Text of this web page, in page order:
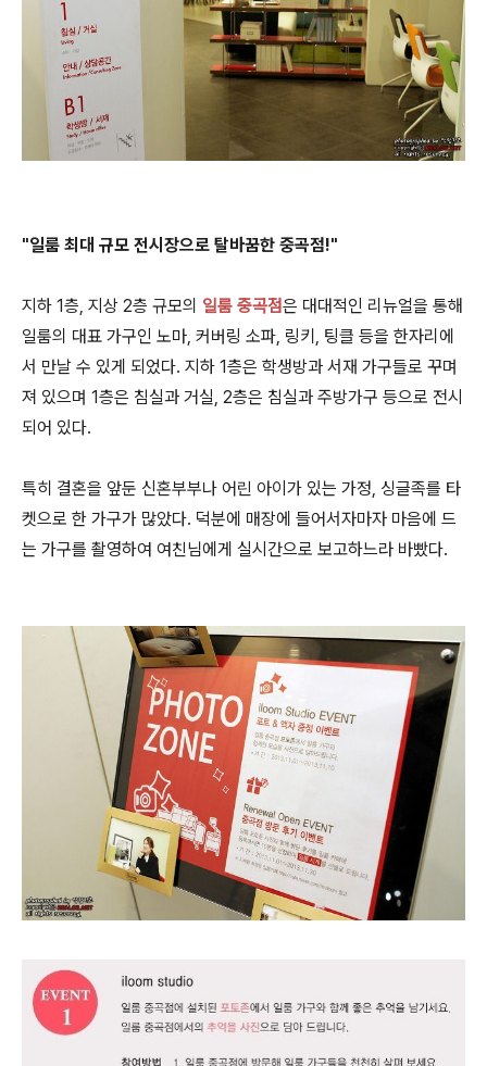
"일룸 최대 규모 전시장으로 탈바꿈한 중곡점!"
지하 1층, 지상 2층 규모의 일룸 중곡점은 대대적인 리뉴얼을 통해
일룸의 대표 가구인 노마, 커버링 소파, 링키, 팅클 등을 한자리에
서 만날 수 있게 되었다. 지하 1층은 학생방과 서재 가구들로 꾸며
져 있으며 1층은 침실과 거실, 2층은 침실과 주방가구 등으로 전시
되어 있다.
특히 결혼을 앞둔 신혼부부나 어린 아이가 있는 가정, 싱글족를 타
켓으로 한 가구가 많았다. 덕분에 매장에 들어서자마자 마음에 드
는 가구를 촬영하여 여친님에게 실시간으로 보고하느라 바빴다.